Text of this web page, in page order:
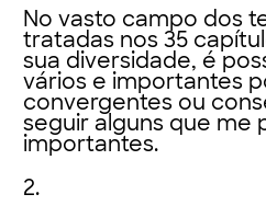
No vasto campo dos
tratadas nos 35
sua diversidade, é
vários e importantes
convergentes ou
seguir alguns que me
importantes.
2.